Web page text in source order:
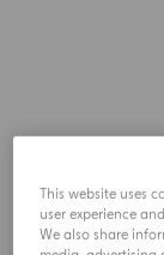
This website uses
user experience
We also share